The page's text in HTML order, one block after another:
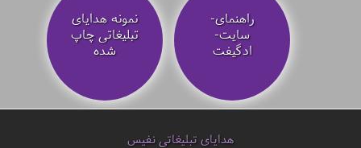
راهنمای-
سایت-
ادگیفت
نمونه هدایای
تبلیغاتی چاپ
شده
هدایای تبلیغاتی نفیس